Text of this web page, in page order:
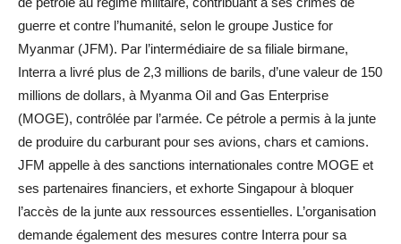
guerre et contre l’humanité, selon le groupe Justice for
Myanmar (JFM). Par l’intermédiaire de sa filiale birmane,
Interra a livré plus de 2,3 millions de barils, d’une valeur de 150
millions de dollars, à Myanma Oil and Gas Enterprise
(MOGE), contrôlée par l’armée. Ce pétrole a permis à la junte
de produire du carburant pour ses avions, chars et camions.
JFM appelle à des sanctions internationales contre MOGE et
ses partenaires financiers, et exhorte Singapour à bloquer
l’accès de la junte aux ressources essentielles. L’organisation
demande également des mesures contre Interra pour sa